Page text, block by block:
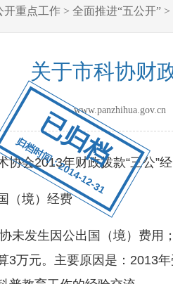
已归档
归档时间：2014-12-31
开重点工作 > 全面推进“五公开” >
关于市科协财
协会2013年财政拨款“三公”
境）经费
发生因公出国（境）费用；
3万元。主要原因是：2013